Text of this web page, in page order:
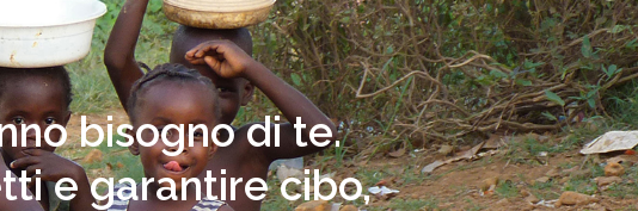
bisogno di te.
e garantire cibo,